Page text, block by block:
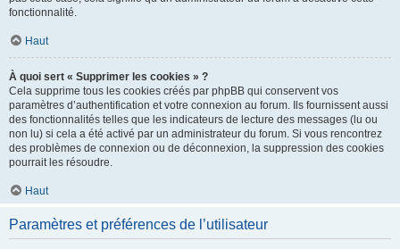
fonctionnalité.
Haut
À quoi sert « Supprimer les cookies » ?
Cela supprime tous les cookies créés par phpBB qui conservent vos
paramètres d’authentification et votre connexion au forum. Ils fournissent aussi
des fonctionnalités telles que les indicateurs de lecture des messages (lu ou
non lu) si cela a été activé par un administrateur du forum. Si vous rencontrez
des problèmes de connexion ou de déconnexion, la suppression des cookies
pourrait les résoudre.
Haut
Paramètres et préférences de l’utilisateur